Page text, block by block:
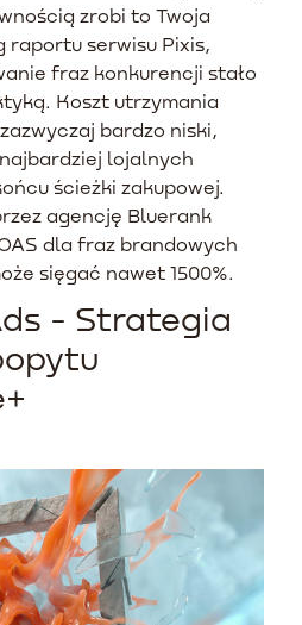
zrobi to Twoja
raportu serwisu Pixis,
fraz konkurencji stało
Koszt utrzymania
bardzo niski,
lojalnych
ścieżki zakupowej.
agencję Bluerank
dla fraz brandowych
sięgać nawet 1500%.
- Strategia